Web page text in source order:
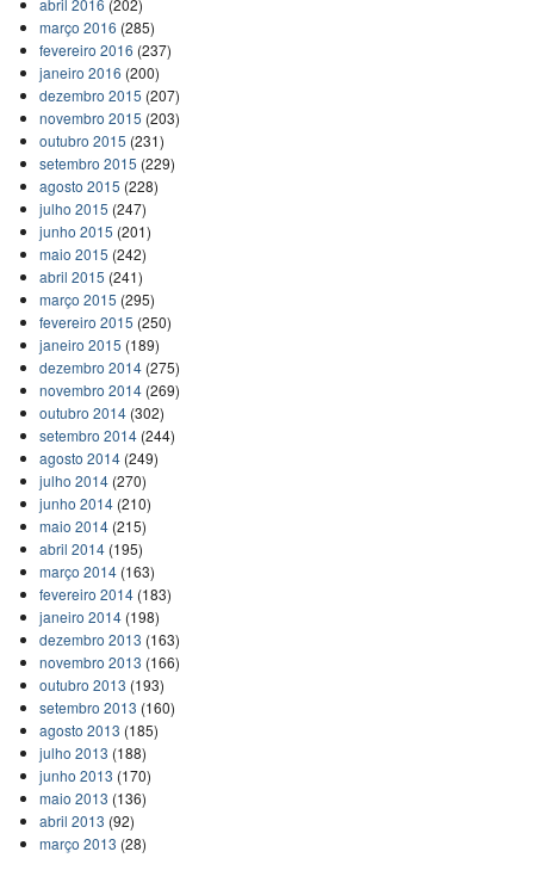
março 2016 (285)
fevereiro 2016 (237)
janeiro 2016 (200)
dezembro 2015 (207)
novembro 2015 (203)
outubro 2015 (231)
setembro 2015 (229)
agosto 2015 (228)
julho 2015 (247)
junho 2015 (201)
maio 2015 (242)
abril 2015 (241)
março 2015 (295)
fevereiro 2015 (250)
janeiro 2015 (189)
dezembro 2014(275)
novembro 2014(269)
outubro 2014(302)
setembro 2014(244)
agosto 2014(249)
julho 2014(270)
junho 2014(210)
maio 2014(215)
abril 2014(195)
março 2014(163)
fevereiro 2014(183)
janeiro 2014(198)
dezembro 2013 (163)
novembro 2013 (166)
outubro 2013 (193)
setembro 2013 (160)
agosto 2013 (185)
julho 2013 (188)
junho 2013 (170)
maio 2013 (136)
abril 2013 (92)
março 2013 (28)